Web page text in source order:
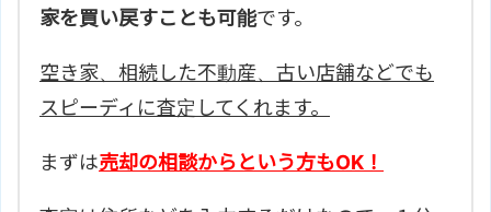
家を買い戻すことも可能です。
空き家、相続した不動産、古い店舗などでも
スピーディに査定してくれます。
まずは売却の相談からという方もOK！